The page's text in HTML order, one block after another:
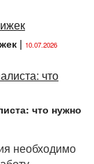
| 10.07.2026
что нужно
необходимо